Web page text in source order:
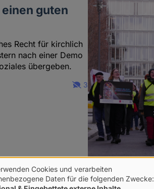
guten
Recht für kirchlich
nach einer Demo
übergeben.
3
Cookies und verarbeiten
Daten für die folgenden Zwecke: